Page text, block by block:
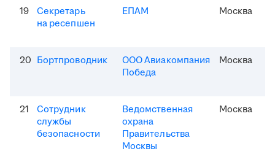
19
Секретарь
на ресепшен
ЕПАМ Москва
20 Бортпроводник
ООО Авиакомпания
Победа
Москва
21
Сотрудник
службы
безопасности
Ведомственная
охрана
Правительства
Москвы
Москва